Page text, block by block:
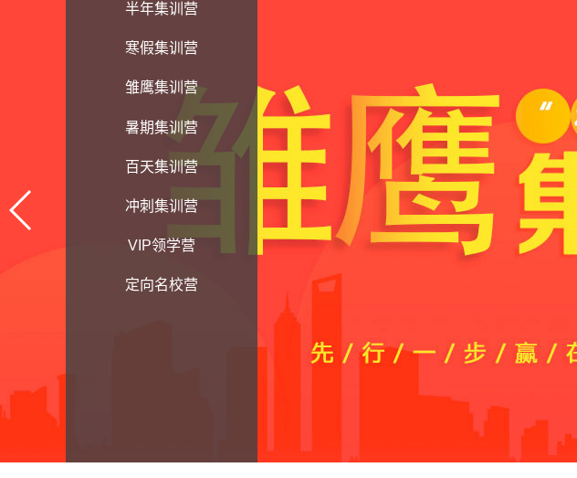
半年集训营
寒假集训营
雏鹰集训营
暑期集训营
百天集训营
冲刺集训营
VIP领学营
定向名校营